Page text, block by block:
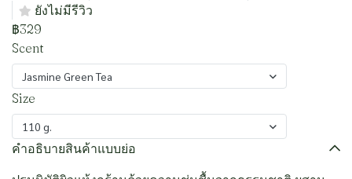
ยังไม่มีรีวิว
฿329
Scent
Jasmine Green Tea
Size
110 g.
คำอธิบายสินค้าแบบย่อ